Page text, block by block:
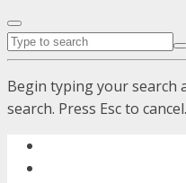
Begin typing your search
search. Press Esc to cancel.